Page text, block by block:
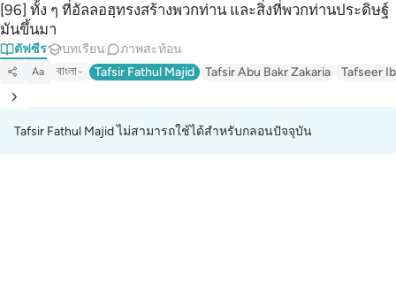
[96] ทั้ง ๆ ที่อัลลอฮฺทรงสร้างพวกท่าน และสิ่งที่พวกท่านประดิษฐ์
มันขึ้นมา
ตัฟซีร บทเรียน ภาพสะท้อน
Aa বাংলা Tafsir Fathul Majid Tafsir Abu Bakr Zakaria Tafseer
Tafsir Fathul Majid ไม่สามารถใช้ได้สำหรับกลอนปัจจุบัน